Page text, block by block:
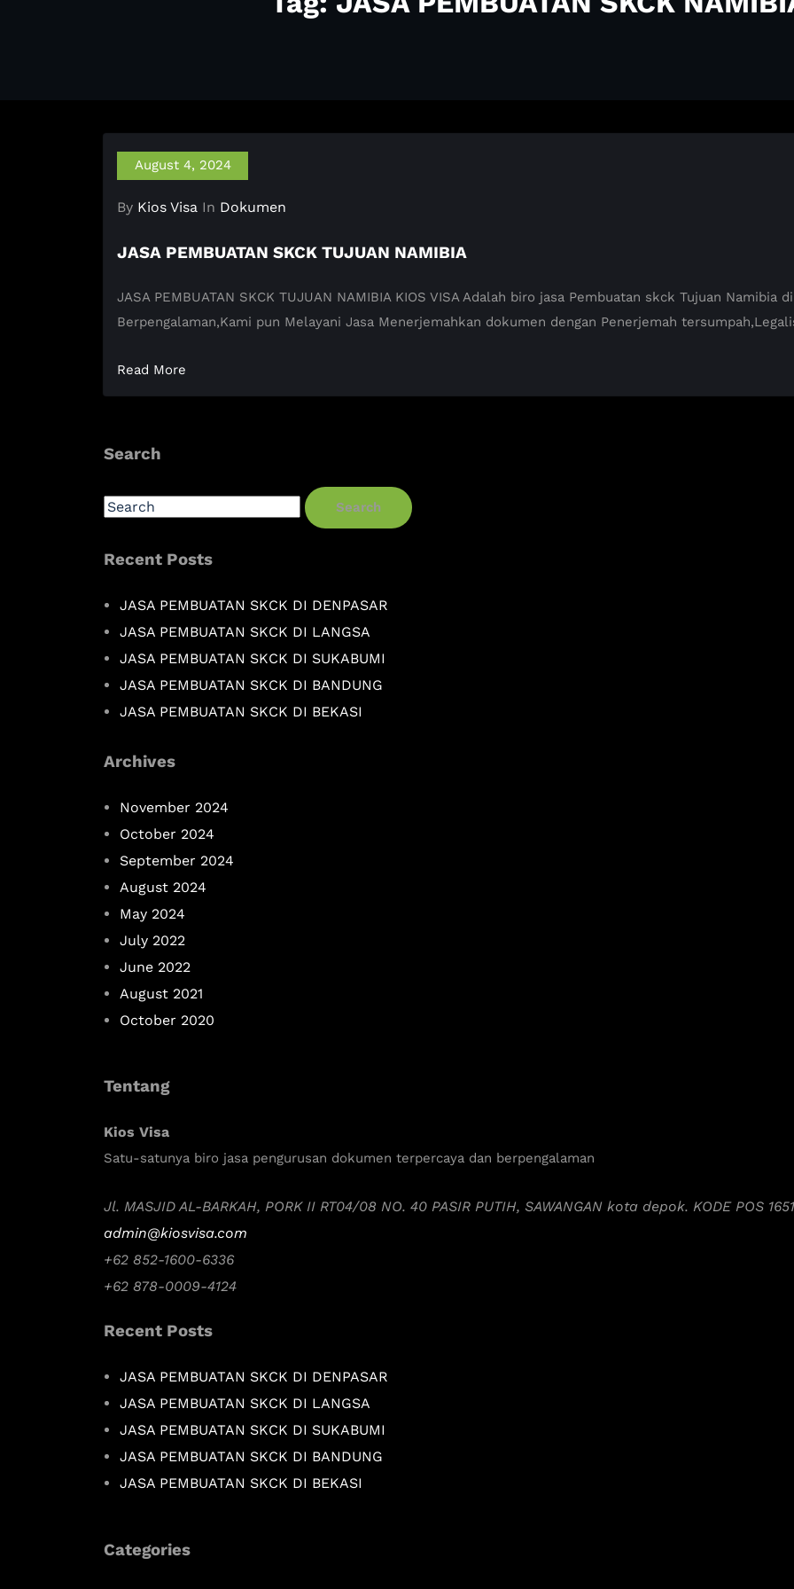
August 4, 2024
By Kios Visa In Dokumen
JASA PEMBUATAN SKCK TUJUAN NAMIBIA
JASA PEMBUATAN SKCK TUJUAN NAMIBIA KIOS VISA Adalah biro jasa Pembuatan skck Tujuan
Berpengalaman,Kami pun Melayani Jasa Menerjemahkan dokumen dengan Penerjemah
Read More
Search
Search
Recent Posts
JASA PEMBUATAN SKCK DI DENPASAR
JASA PEMBUATAN SKCK DI LANGSA
JASA PEMBUATAN SKCK DI SUKABUMI
JASA PEMBUATAN SKCK DI BANDUNG
JASA PEMBUATAN SKCK DI BEKASI
Archives
November 2024
October 2024
September 2024
August 2024
May 2024
July 2022
June 2022
August 2021
October 2020
Tentang
Kios Visa
Satu-satunya biro jasa pengurusan dokumen terpercaya dan berpengalaman
Jl. MASJID AL-BARKAH, PORK II RT04/08 NO. 40 PASIR PUTIH, SAWANGAN kota depok. KODE POS
admin@kiosvisa.com
+62 852-1600-6336
+62 878-0009-4124
Recent Posts
JASA PEMBUATAN SKCK DI DENPASAR
JASA PEMBUATAN SKCK DI LANGSA
JASA PEMBUATAN SKCK DI SUKABUMI
JASA PEMBUATAN SKCK DI BANDUNG
JASA PEMBUATAN SKCK DI BEKASI
Categories